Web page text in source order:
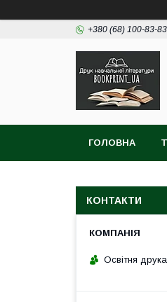
+380 (68) 100-83-83
ГОЛОВНА
КОНТАКТИ
Освітня